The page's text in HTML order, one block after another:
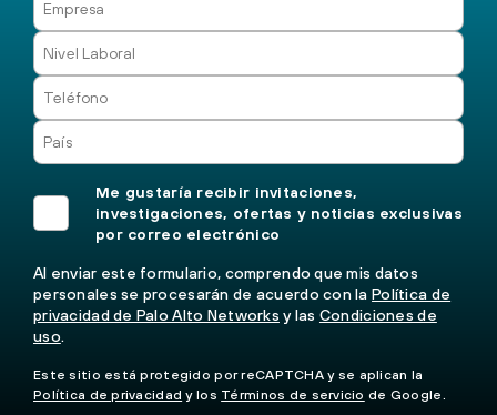
Me gustaría recibir invitaciones,
investigaciones, ofertas y noticias exclusivas
por correo electrónico
Al enviar este formulario, comprendo que mis datos
personales se procesarán de acuerdo con laPolítica de
privacidad de Palo Alto Networks y las Condiciones de
uso.
Este sitio está protegido por reCAPTCHA y se aplican la
Política de privacidad y los Términos de servicio de Google.